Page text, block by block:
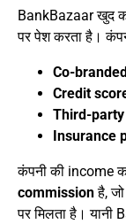
BankBazaar खुद
पर पेश करता है।
Co-
Credit
Third-
Insurance
कंपनी की income
commissionहै,
पर मिलता है। यानी